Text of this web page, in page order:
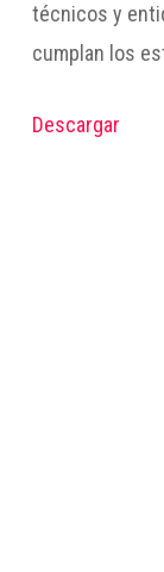
técnicos y
cumplan los
Descargar